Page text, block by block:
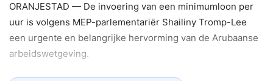
ORANJESTAD — De invoering van een minimumloon per
uur is volgens MEP-parlementariër Shailiny Tromp-Lee
een urgente en belangrijke hervorming van de Arubaanse
arbeidswetgeving.